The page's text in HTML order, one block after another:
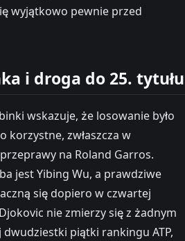
wyjątkowo pewnie przed
i droga do 25. tytułu
wskazuje, że losowanie było
korzystne, zwłaszcza w
na Roland Garros.
jest Yibing Wu, a prawdziwe
się dopiero w czwartej
nie zmierzy się z żadnym
piątki rankingu ATP,